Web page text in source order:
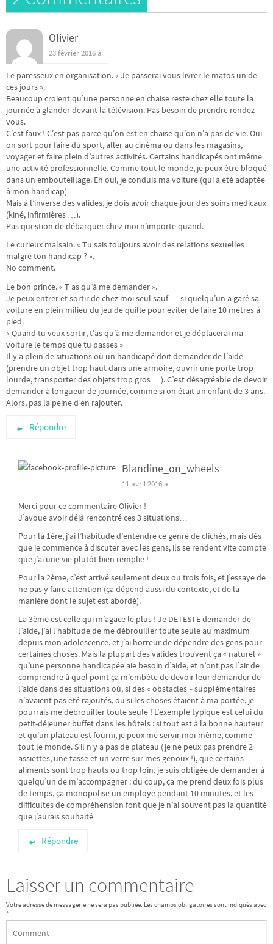
Olivier
23 février 2016 à
Le paresseux en organisation. « Je passerai vous livrer le matos un de
ces jours ».
Beaucoup croient qu’une personne en chaise reste chez elle toute la
journée à glander devant la télévision. Pas besoin de prendre rendez-
vous.
C’est faux ! C’est pas parce qu’on est en chaise qu’on n’a pas de vie. Oui
on sort pour faire du sport, aller au cinéma ou dans les magasins,
voyager et faire plein d’autres activités. Certains handicapés ont même
une activité professionnelle. Comme tout le monde, je peux être bloqué
dans un embouteillage. Eh oui, je conduis ma voiture (qui a été adaptée
à mon handicap)
Mais à l’inverse des valides, je dois avoir chaque jour des soins médicaux
(kiné, infirmières …).
Pas question de débarquer chez moi n’importe quand.
Le curieux malsain. « Tu sais toujours avoir des relations sexuelles
malgré ton handicap ? ».
No comment.
Le bon prince. « T’as qu’à me demander ».
Je peux entrer et sortir de chez moi seul sauf … si quelqu’un a garé sa
voiture en plein milieu du jeu de quille pour éviter de faire 10 mètres à
pied.
« Quand tu veux sortir, t’as qu’à me demander et je déplacerai ma
voiture le temps que tu passes »
Il y a plein de situations où un handicapé doit demander de l’aide
(prendre un objet trop haut dans une armoire, ouvrir une porte trop
lourde, transporter des objets trop gros …). C’est désagréable de devoir
demander à longueur de journée, comme si on était un enfant de 3 ans.
Alors, pas la peine d’en rajouter.
Répondre
Blandine_on_wheels
11 avril 2016 à
Merci pour ce commentaire Olivier !
J’avoue avoir déjà rencontré ces 3 situations…
Pour la 1ère, j’ai l’habitude d’entendre ce genre de clichés, mais dès
que je commence à discuter avec les gens, ils se rendent vite compte
que j’ai une vie plutôt bien remplie !
Pour la 2ème, c’est arrivé seulement deux ou trois fois, et j’essaye de
ne pas y faire attention (ça dépend aussi du contexte, et de la
manière dont le sujet est abordé).
La 3ème est celle qui m’agace le plus ! Je DETESTE demander de
l’aide, j’ai l’habitude de me débrouiller toute seule au maximum
depuis mon adolescence, et j’ai horreur de dépendre des gens pour
certaines choses. Mais la plupart des valides trouvent ça « naturel »
qu’une personne handicapée aie besoin d’aide, et n’ont pas l’air de
comprendre à quel point ça m’embête de devoir leur demander de
l’aide dans des situations où, si des « obstacles » supplémentaires
n’avaient pas été rajoutés, ou si les choses étaient à ma portée, je
pourrais me débrouiller toute seule ! L’exemple typique est celui du
petit-déjeuner buffet dans les hôtels : si tout est à la bonne hauteur
et qu’un plateau est fourni, je peux me servir moi-même, comme
tout le monde. S’il n’y a pas de plateau (je ne peux pas prendre 2
assiettes, une tasse et un verre sur mes genoux !), que certains
aliments sont trop hauts ou trop loin, je suis obligée de demander à
quelqu’un de m’accompagner : du coup, ça me prend deux fois plus
de temps, ça monopolise un employé pendant 10 minutes, et les
difficultés de compréhension font que je n’ai souvent pas la quantité
que j’aurais souhaité…
Répondre
Laisser un commentaire
Votre adresse de messagerie ne sera pas publiée. Les champs obligatoires sont indiqués avec
*